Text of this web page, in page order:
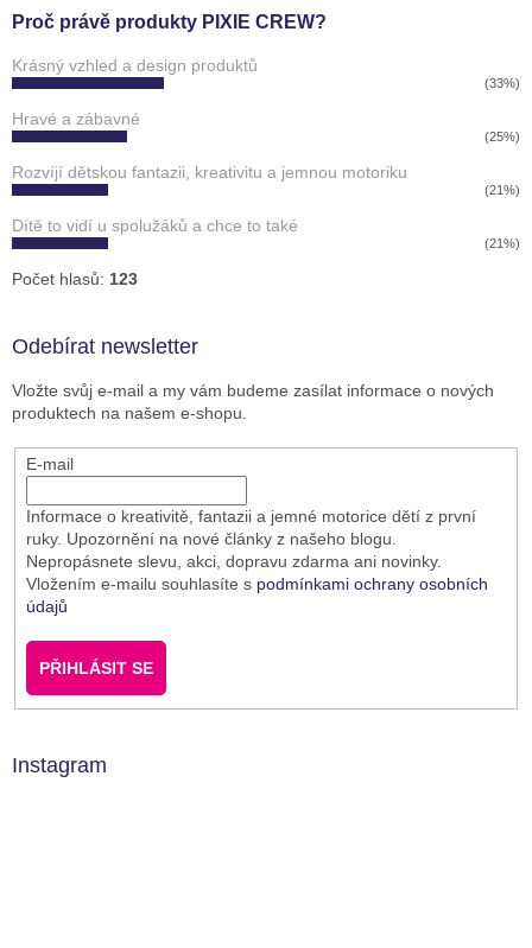
Proč právě produkty PIXIE CREW?
Krásný vzhled a design produktů
(33%)
Hravé a zábavné
(25%)
Rozvíjí dětskou fantazii, kreativitu a jemnou motoriku
(21%)
Dítě to vidí u spolužáků a chce to také
(21%)
Počet hlasů: 123
Odebírat newsletter
Vložte svůj e-mail a my vám budeme zasílat informace o nových
produktech na našem e-shopu.
E-mail
Informace o kreativitě, fantazii a jemné motorice dětí z první
ruky. Upozornění na nové články z našeho blogu.
Nepropásnete slevu, akci, dopravu zdarma ani novinky.
Vložením e-mailu souhlasíte s podmínkami ochrany osobních
údajů
PŘIHLÁSIT SE
Instagram